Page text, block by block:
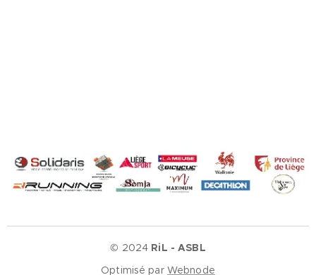
© 2024 RiL - ASBL
Optimisé par Webnode